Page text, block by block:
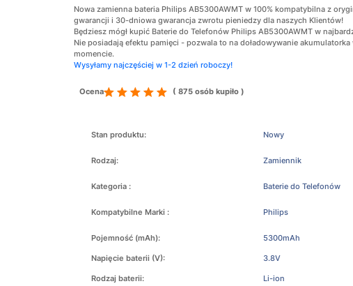
Nowa zamienna bateria Philips AB5300AWMT w 100% kompatybilna z
gwarancji i 30-dniowa gwarancja zwrotu pieniedzy dla naszych Klientów!
Będziesz mógł kupić Baterie do Telefonów Philips AB5300AWMT w
Nie posiadają efektu pamięci - pozwala to na doładowywanie
momencie.
Wysyłamy najczęściej w 1-2 dzień roboczy!
Ocena ( 875 osób kupiło )
Stan produktu: Nowy
Rodzaj: Zamiennik
Kategoria : Baterie do Telefonów
Kompatybilne Marki : Philips
Pojemność (mAh): 5300mAh
Napięcie baterii (V): 3.8V
Rodzaj baterii: Li-ion